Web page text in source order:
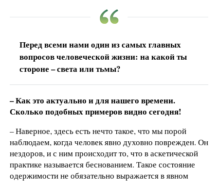
Перед всеми нами один из самых главных
вопросов человеческой жизни: на какой ты
стороне – света или тьмы?
– Как это актуально и для нашего времени.
Сколько подобных примеров видно сегодня!
– Наверное, здесь есть нечто такое, что мы порой
наблюдаем, когда человек явно духовно поврежден. Он
нездоров, и с ним происходит то, что в аскетической
практике называется беснованием. Такое состояние
одержимости не обязательно выражается в явном